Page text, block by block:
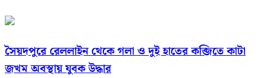
সৈয়দপুরে রেললাইন থেকে গলা ও দুই হাতের কব্জিতে কাটা
জখম অবস্থায় যুবক উদ্ধার